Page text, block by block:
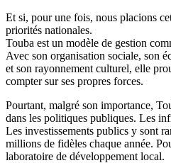
Et si, pour une fois, nous placions
priorités nationales.
Touba est un modèle de gestion
Avec son organisation sociale, son
et son rayonnement culturel, elle
compter sur ses propres forces.
Pourtant, malgré son importance,
dans les politiques publiques. Les
Les investissements publics y sont
millions de fidèles chaque année.
laboratoire de développement local.